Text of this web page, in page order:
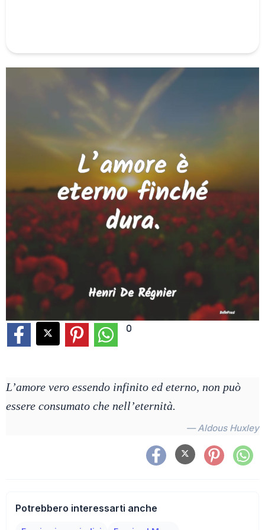
0
L’amore vero essendo infinito ed eterno, non può
essere consumato che nell’eternità.
— Aldous Huxley
Potrebbero interessarti anche